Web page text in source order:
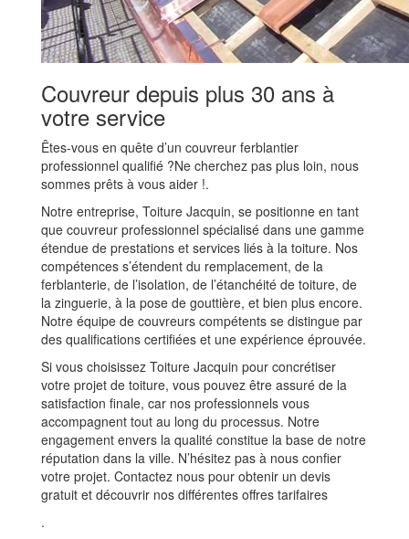
Couvreur depuis plus 30 ans à
votre service
Êtes-vous en quête d’un couvreur ferblantier
professionnel qualifié ?Ne cherchez pas plus loin, nous
sommes prêts à vous aider !.
Notre entreprise, Toiture Jacquin, se positionne en tant
que couvreur professionnel spécialisé dans une gamme
étendue de prestations et services liés à la toiture. Nos
compétences s’étendent du remplacement, de la
ferblanterie, de l’isolation, de l’étanchéité de toiture, de
la zinguerie, à la pose de gouttière, et bien plus encore.
Notre équipe de couvreurs compétents se distingue par
des qualifications certifiées et une expérience éprouvée.
Si vous choisissez Toiture Jacquin pour concrétiser
votre projet de toiture, vous pouvez être assuré de la
satisfaction finale, car nos professionnels vous
accompagnent tout au long du processus. Notre
engagement envers la qualité constitue la base de notre
réputation dans la ville. N’hésitez pas à nous confier
votre projet. Contactez nous pour obtenir un devis
gratuit et découvrir nos différentes offres tarifaires
.